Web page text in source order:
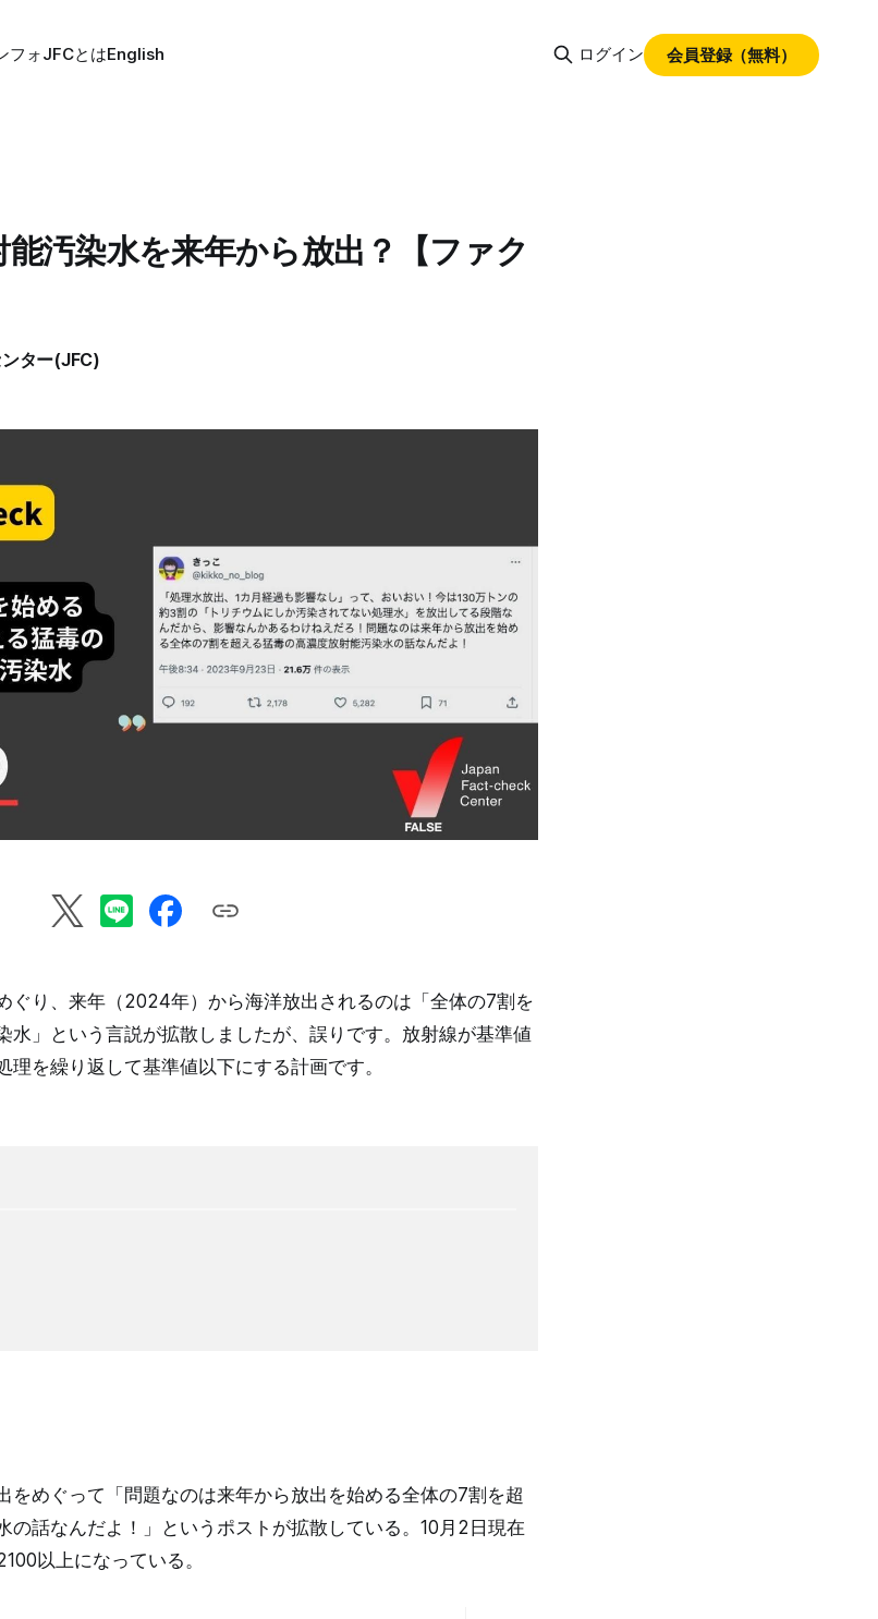
フォJFCとはEnglish ログイン 会員登録（無料）
汚染水を来年から放出？【ファク
ター(JFC)
ぐり、来年（2024年）から海洋放出されるのは「全体の7割を
水」という言説が拡散しましたが、誤りです。放射線が基準値
理を繰り返して基準値以下にする計画です。
をめぐって「問題なのは来年から放出を始める全体の7割を超
の話なんだよ！」というポストが拡散している。10月2日現在
以上になっている。